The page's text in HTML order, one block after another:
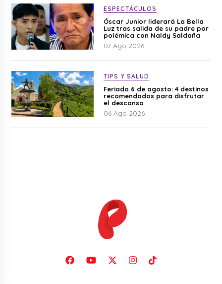
ESPECTÁCULOS
Óscar Junior liderará La Bella
Luz tras salida de su padre por
polémica con Naldy Saldaña
07 Ago 2026
TIPS Y SALUD
Feriado 6 de agosto: 4 destinos
recomendados para disfrutar
el descanso
06 Ago 2026